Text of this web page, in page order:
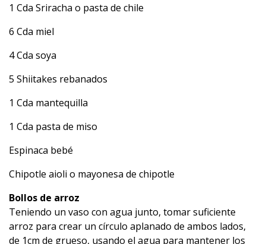
1 Cda Sriracha o pasta de chile
6 Cda miel
4 Cda soya
5 Shiitakes rebanados
1 Cda mantequilla
1 Cda pasta de miso
Espinaca bebé
Chipotle aioli o mayonesa de chipotle
Bollos de arroz
Teniendo un vaso con agua junto, tomar suficiente
arroz para crear un círculo aplanado de ambos lados,
de 1cm de grueso, usando el agua para mantener los